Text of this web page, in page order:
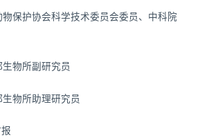
护协会科学技术委员会委员、中科院
物所副研究员
所助理研究员